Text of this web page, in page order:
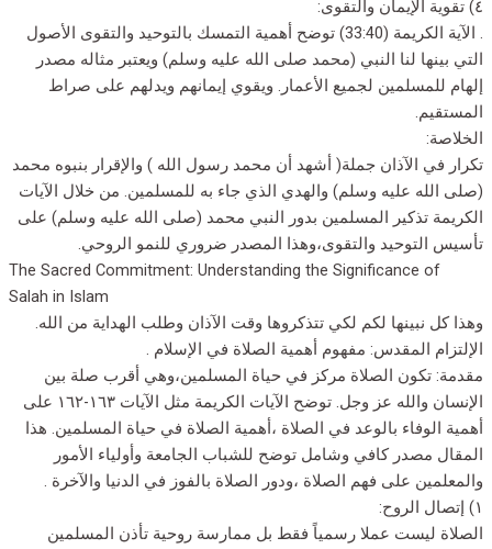
٤) تقوية الإيمان والتقوى:
. الآية الكريمة (33:40) توضح أهمية التمسك بالتوحيد والتقوى الأصول
التي بينها لنا النبي (محمد صلى الله عليه وسلم) ويعتبر مثاله مصدر
إلهام للمسلمين لجميع الأعمار. ويقوي إيمانهم ويدلهم على صراط
المستقيم.
الخلاصة:
تكرار في الآذان جملة( أشهد أن محمد رسول الله ) والإقرار بنبوه محمد
(صلى الله عليه وسلم) والهدي الذي جاء به للمسلمين. من خلال الآيات
الكريمة تذكير المسلمين بدور النبي محمد (صلى الله عليه وسلم) على
تأسيس التوحيد والتقوى،وهذا المصدر ضروري للنمو الروحي.
The Sacred Commitment: Understanding the Significance of
Salah in Islam
وهذا كل نبينها لكم لكي تتذكروها وقت الآذان وطلب الهداية من الله.
الإلتزام المقدس: مفهوم أهمية الصلاة في الإسلام .
مقدمة: تكون الصلاة مركز في حياة المسلمين،وهي أقرب صلة بين
الإنسان والله عز وجل. توضح الآيات الكريمة مثل الآيات ١٦٣-١٦٢ على
أهمية الوفاء بالوعد في الصلاة ،أهمية الصلاة في حياة المسلمين. هذا
المقال مصدر كافي وشامل توضح للشباب الجامعة وأولياء الأمور
والمعلمين على فهم الصلاة ،ودور الصلاة بالفوز في الدنيا والآخرة .
١) إتصال الروح:
الصلاة ليست عملا رسمياً فقط بل ممارسة روحية تأذن المسلمين